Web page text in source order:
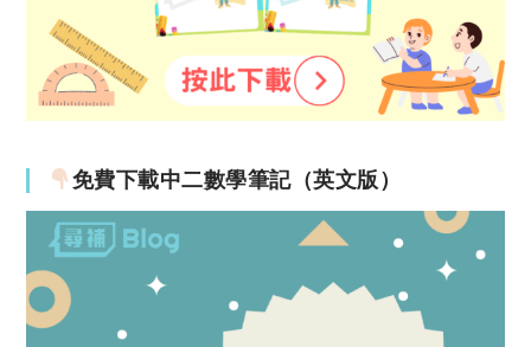
免費下載中二數學筆記（英文版）